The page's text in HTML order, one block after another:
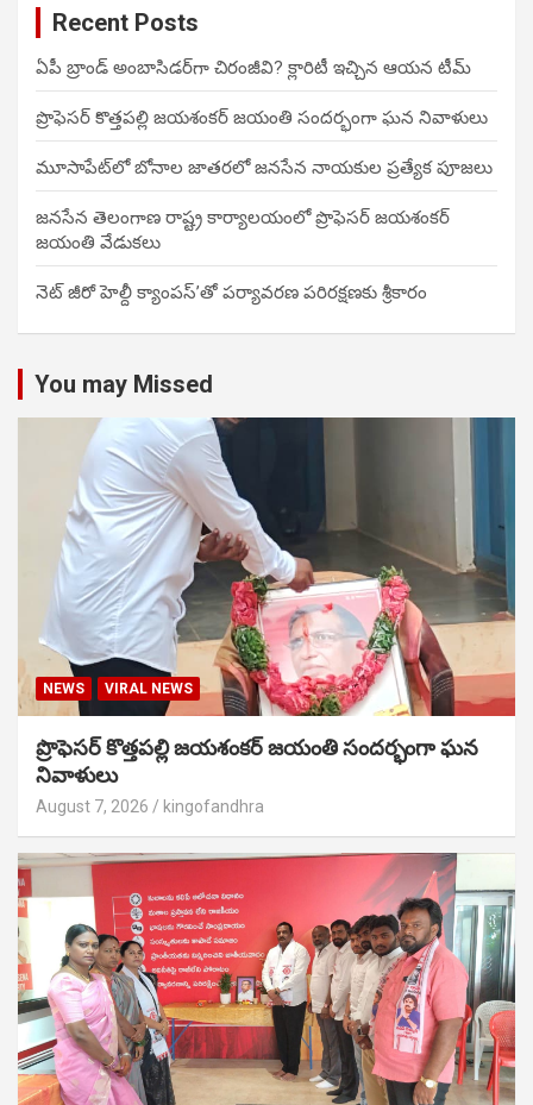
Recent Posts
ఏపీ బ్రాండ్ అంబాసిడర్‌గా చిరంజీవి? క్లారిటీ ఇచ్చిన ఆయన టీమ్
ప్రొఫెసర్ కొత్తపల్లి జయశంకర్ జయంతి సందర్భంగా ఘన నివాళులు
మూసాపేట్‌లో బోనాల జాతరలో జనసేన నాయకుల ప్రత్యేక పూజలు
జనసేన తెలంగాణ రాష్ట్ర కార్యాలయంలో ప్రొఫెసర్ జయశంకర్
జయంతి వేడుకలు
నెట్ జీరో హెల్దీ క్యాంపస్’తో పర్యావరణ పరిరక్షణకు శ్రీకారం
You may Missed
NEWS VIRAL NEWS
ప్రొఫెసర్ కొత్తపల్లి జయశంకర్ జయంతి సందర్భంగా ఘన
నివాళులు
August 7, 2026 kingofandhra